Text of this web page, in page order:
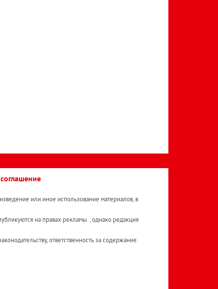
или иное использование материалов, в
на правах рекламы. , однако редакция
ответственность за содержание